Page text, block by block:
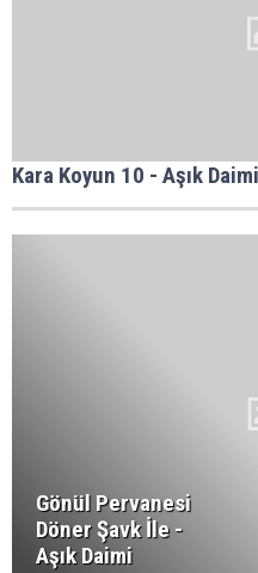
Kara Koyun 10 - Aşık Daimi
Gönül Pervanesi
Döner Şavk İle -
Aşık Daimi